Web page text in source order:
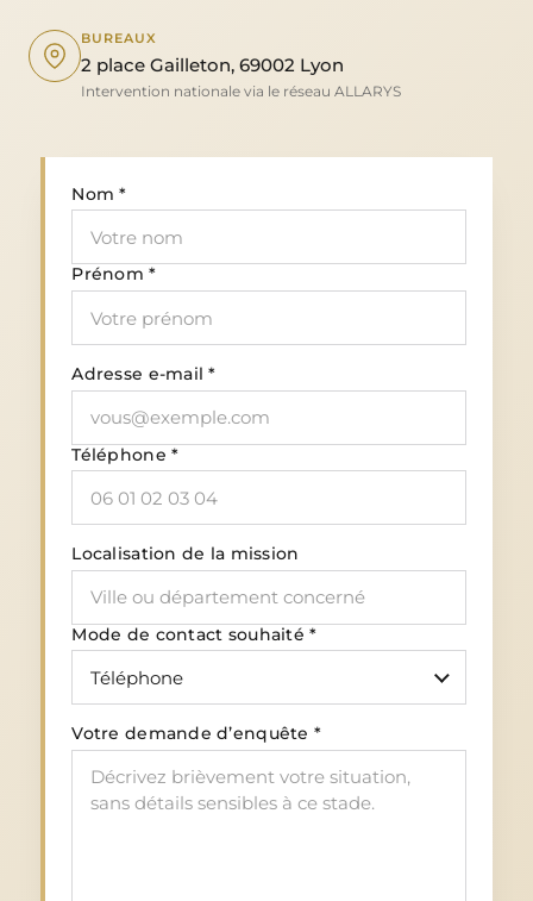
BUREAUX
2 place Gailleton, 69002 Lyon
Intervention nationale via le réseau ALLARYS
Nom *
Prénom *
Adresse e-mail *
Téléphone *
Localisation de la mission
Mode de contact souhaité *
Votre demande d’enquête *